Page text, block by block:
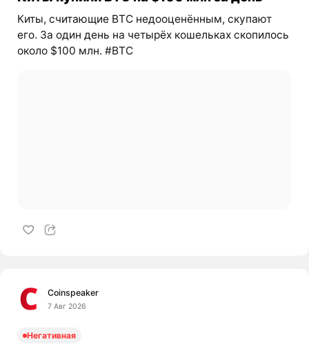
Киты, считающие BTC недооценённым, скупают
его. За один день на четырёх кошельках скопилось
около $100 млн. #BTC
Coinspeaker
7 Авг 2026
Негативная